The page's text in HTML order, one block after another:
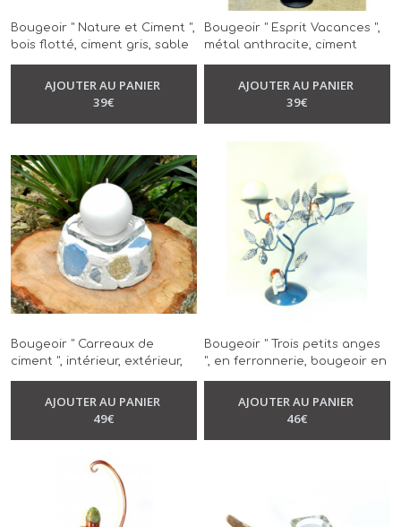
Bougeoir " Nature et Ciment ",
bois flotté, ciment gris, sable
- Bougeoir
AJOUTER AU PANIER
39€
Bougeoir " Esprit Vacances ",
métal anthracite, ciment
Bougeoir
AJOUTER AU PANIER
39€
Bougeoir " Carreaux de
ciment ", intérieur, extérieur,
modèle unique, réalisé à la
-Bougeoir
AJOUTER AU PANIER
49€
Bougeoir " Trois petits anges
", en ferronnerie, bougeoir en
forme d'olivier bleu, réalisé à
la main ,pièce unique
Bougeoir
AJOUTER AU PANIER
46€